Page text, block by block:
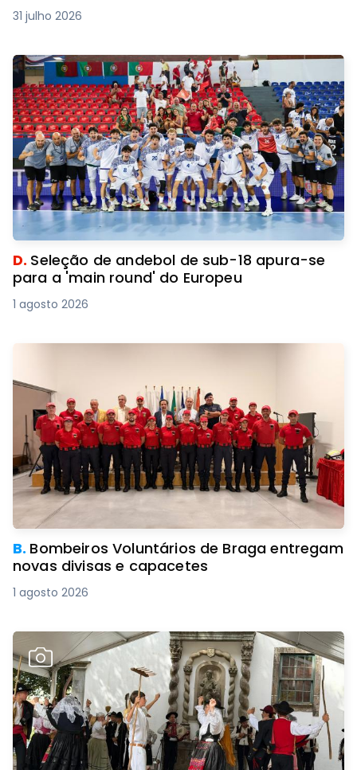
31 julho 2026
D. Seleção de andebol de sub-18 apura-se
para a 'main round' do Europeu
1 agosto 2026
B. Bombeiros Voluntários de Braga entregam
novas divisas e capacetes
1 agosto 2026